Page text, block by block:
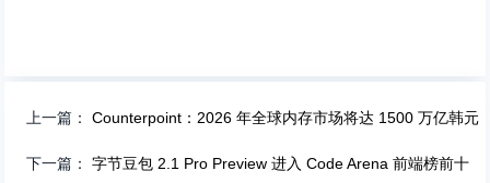
上一篇：Counterpoint：2026 年全球内存市场将达 1500 万亿韩元
下一篇：字节豆包 2.1 Pro Preview 进入 Code Arena 前端榜前十